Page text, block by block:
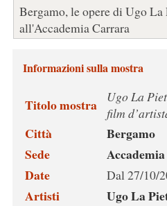
Bergamo, le opere di Ugo
all'Accademia Carrara
Informazioni sulla mostra
Titolo mostra
Ugo La
film
Città
Bergamo
Sede
Date
Dal 27/10/
Artisti
Ugo La